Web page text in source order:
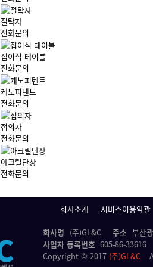
절탁자
전화문의
접이식 테이블
전화문의
케노피텐트
전화문의
접의자
전화문의
아크릴단상
전화문의
회사소개 서비스이용약관
회사명 (주)GL&C 주소 부산
사업자 등록번호 605-86-33616
Copyright © 2017 (주)GL&C